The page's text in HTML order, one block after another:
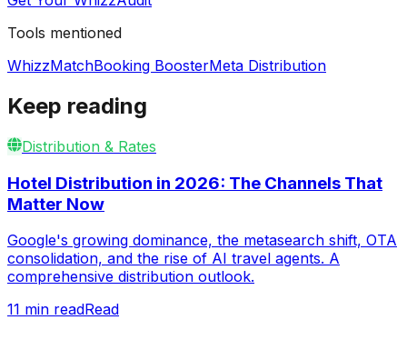
Tools mentioned
WhizzMatchBooking BoosterMeta Distribution
Keep reading
Distribution & Rates
Hotel Distribution in 2026: The Channels That
Matter Now
Google's growing dominance, the metasearch shift, OTA
consolidation, and the rise of AI travel agents. A
comprehensive distribution outlook.
11 min readRead